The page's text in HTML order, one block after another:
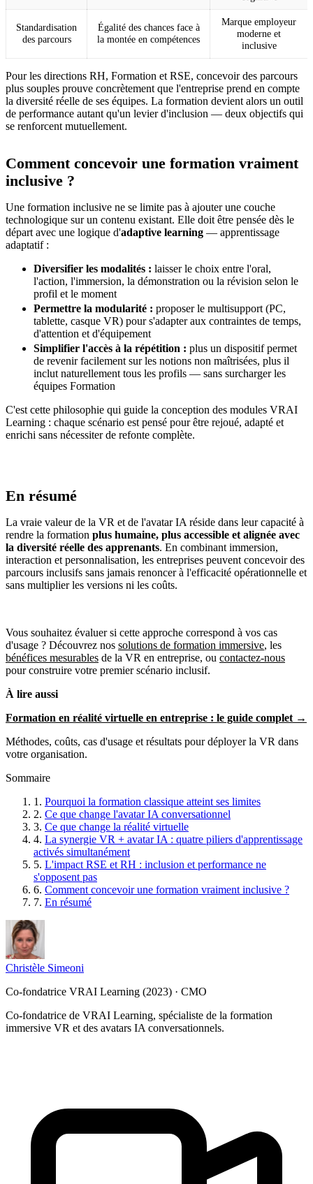
Standardisation
des parcours
Égalité des chances face à
la montée en compétences
Marque employeur
moderne et
inclusive
Pour les directions RH, Formation et RSE, concevoir des parcours
plus souples prouve concrètement que l'entreprise prend en compte
la diversité réelle de ses équipes. La formation devient alors un outil
de performance autant qu'un levier d'inclusion — deux objectifs qui
se renforcent mutuellement.
Comment concevoir une formation vraiment
inclusive ?
Une formation inclusive ne se limite pas à ajouter une couche
technologique sur un contenu existant. Elle doit être pensée dès le
départ avec une logique d'adaptive learning — apprentissage
adaptatif :
Diversifier les modalités : laisser le choix entre l'oral,
l'action, l'immersion, la démonstration ou la révision selon le
profil et le moment
Permettre la modularité : proposer le multisupport (PC,
tablette, casque VR) pour s'adapter aux contraintes de temps,
d'attention et d'équipement
Simplifier l'accès à la répétition : plus un dispositif permet
de revenir facilement sur les notions non maîtrisées, plus il
inclut naturellement tous les profils — sans surcharger les
équipes Formation
C'est cette philosophie qui guide la conception des modules VRAI
Learning : chaque scénario est pensé pour être rejoué, adapté et
enrichi sans nécessiter de refonte complète.
En résumé
La vraie valeur de la VR et de l'avatar IA réside dans leur capacité à
rendre la formation plus humaine, plus accessible et alignée avec
la diversité réelle des apprenants. En combinant immersion,
interaction et personnalisation, les entreprises peuvent concevoir des
parcours inclusifs sans jamais renoncer à l'efficacité opérationnelle et
sans multiplier les versions ni les coûts.
Vous souhaitez évaluer si cette approche correspond à vos cas
d'usage ? Découvrez nos solutions de formation immersive, les
bénéfices mesurables de la VR en entreprise, ou contactez-nous
pour construire votre premier scénario inclusif.
À lire aussi
Formation en réalité virtuelle en entreprise : le guide complet →
Méthodes, coûts, cas d'usage et résultats pour déployer la VR dans
votre organisation.
Sommaire
1. Pourquoi la formation classique atteint ses limites
2. Ce que change l'avatar IA conversationnel
3. Ce que change la réalité virtuelle
4. La synergie VR + avatar IA : quatre piliers d'apprentissage
activés simultanément
5. L'impact RSE et RH : inclusion et performance ne
s'opposent pas
6. Comment concevoir une formation vraiment inclusive ?
7. En résumé
Christèle Simeoni
Co-fondatrice VRAI Learning (2023) · CMO
Co-fondatrice de VRAI Learning, spécialiste de la formation
immersive VR et des avatars IA conversationnels.